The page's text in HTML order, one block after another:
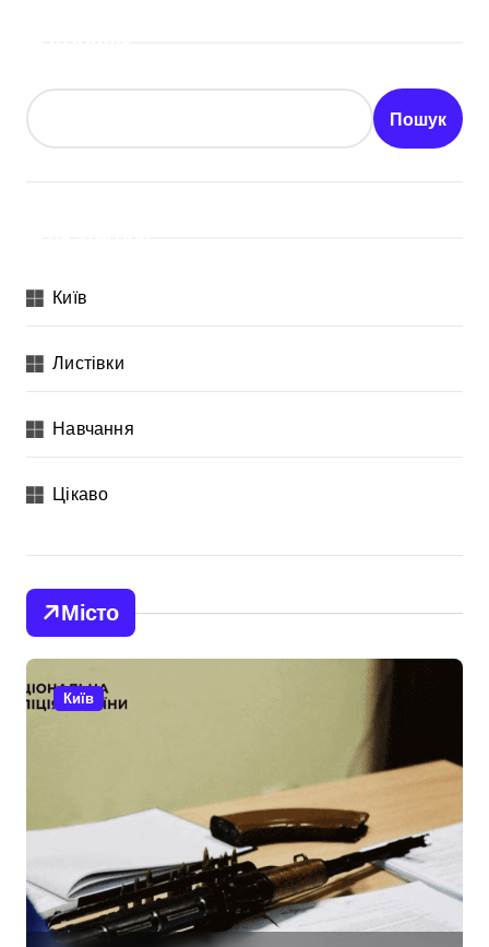
Пошук
Київ
Листівки
Навчання
Цікаво
Місто
Київ